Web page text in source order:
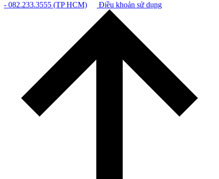
- 082.233.3555 (TP HCM)
Điều khoản sử dụng